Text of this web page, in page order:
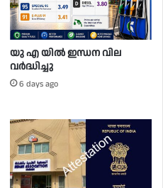
യു എ യിൽ ഇന്ധന വില
വർദ്ധിച്ചു
6 days ago